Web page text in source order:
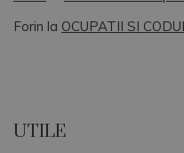
Forin la OCUPATII SI
UTILE